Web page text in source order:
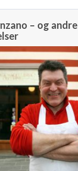
– og andre